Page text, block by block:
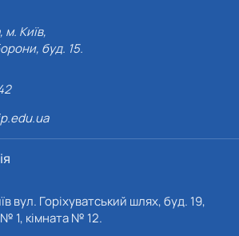
м. Київ,
буд. 15.
вул. Горіхуватський шлях, буд. 19,
1, кімната № 12.